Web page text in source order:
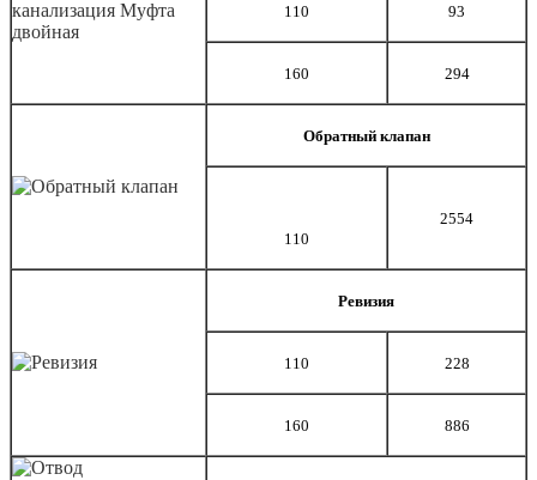
110 93
160 294
Обратный клапан
110
2554
Ревизия
110 228
160 886